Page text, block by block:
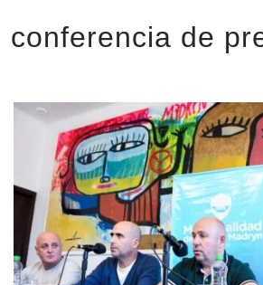
conferencia de